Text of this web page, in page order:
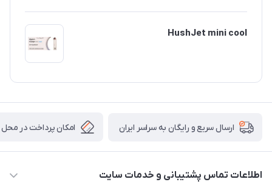
HushJet mini cool
ارسال سریع و رایگان به سراسر ایران امکان پرداخت در محل
اطلاعات تماس پشتیبانی و خدمات سایت